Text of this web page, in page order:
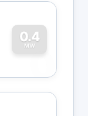
0.4
MW
0